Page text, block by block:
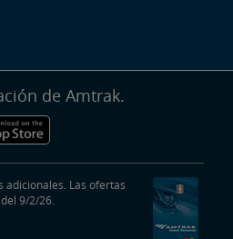
de Amtrak.
adicionales. Las ofertas
9/2/26.